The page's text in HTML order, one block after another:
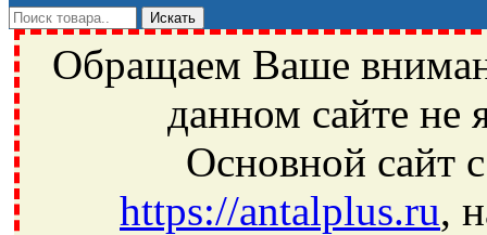
Обращаем Ваше
данном сайте не
Основной сайт
https://antalplus.ru,